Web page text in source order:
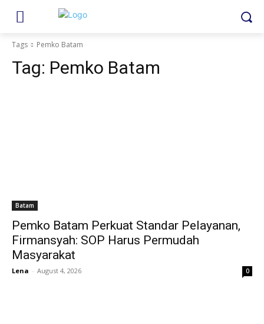
Tags Pemko Batam
Tag: Pemko Batam
Batam
Pemko Batam Perkuat Standar Pelayanan,
Firmansyah: SOP Harus Permudah
Masyarakat
Lena - August 4, 2026 0